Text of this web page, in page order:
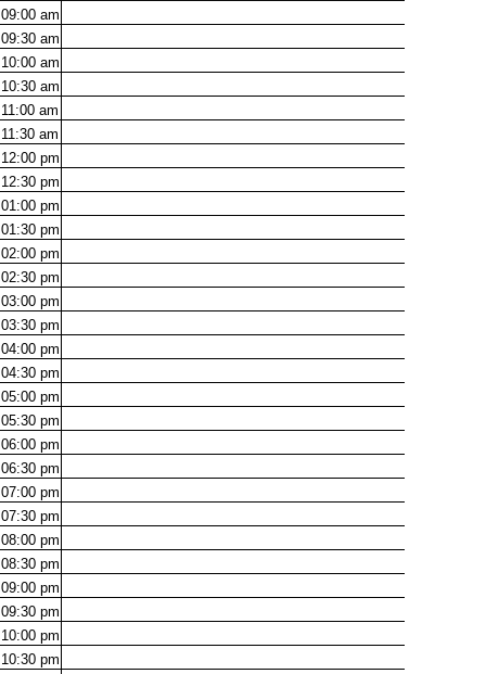
09:00 am
09:30 am
10:00 am
10:30 am
11:00 am
11:30 am
12:00 pm
12:30 pm
01:00 pm
01:30 pm
02:00 pm
02:30 pm
03:00 pm
03:30 pm
04:00 pm
04:30 pm
05:00 pm
05:30 pm
06:00 pm
06:30 pm
07:00 pm
07:30 pm
08:00 pm
08:30 pm
09:00 pm
09:30 pm
10:00 pm
10:30 pm